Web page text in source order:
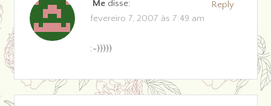
Me disse:
fevereiro 7, 2007 às 7:49 am
:-)))))
Reply